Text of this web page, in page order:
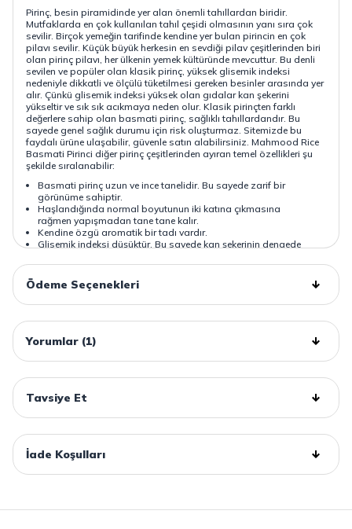
Pirinç, besin piramidinde yer alan önemli tahıllardan biridir.
Mutfaklarda en çok kullanılan tahıl çeşidi olmasının yanı sıra çok
sevilir. Birçok yemeğin tarifinde kendine yer bulan pirincin en çok
pilavı sevilir. Küçük büyük herkesin en sevdiği pilav çeşitlerinden biri
olan pirinç pilavı, her ülkenin yemek kültüründe mevcuttur. Bu denli
sevilen ve popüler olan klasik pirinç, yüksek glisemik indeksi
nedeniyle dikkatli ve ölçülü tüketilmesi gereken besinler arasında yer
alır. Çünkü glisemik indeksi yüksek olan gıdalar kan şekerini
yükseltir ve sık sık acıkmaya neden olur. Klasik pirinçten farklı
değerlere sahip olan basmati pirinç, sağlıklı tahıllardandır. Bu
sayede genel sağlık durumu için risk oluşturmaz. Sitemizde bu
faydalı ürüne ulaşabilir, güvenle satın alabilirsiniz. Mahmood Rice
Basmati Pirinci diğer pirinç çeşitlerinden ayıran temel özellikleri şu
şekilde sıralanabilir:
Basmati pirinç uzun ve ince tanelidir. Bu sayede zarif bir
görünüme sahiptir.
Haşlandığında normal boyutunun iki katına çıkmasına
rağmen yapışmadan tane tane kalır.
Kendine özgü aromatik bir tadı vardır.
Glisemik indeksi düşüktür. Bu sayede kan şekerinin dengede
Mahmood Rice Basmati Pirinç gluten içermez. Bu sayede
gluten intoleransı ve çölyak rahatsızlığı bulunan kişilerin
tüketmesi için uygundur.
Basmati pirinç lif bakımından zengindir.
Alerjen etkisi bulunmadığı için herkes tarafından tüketilebilir.
Ödeme Seçenekleri
Yorumlar (1)
Tavsiye Et
İade Koşulları